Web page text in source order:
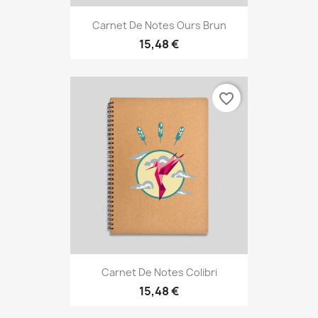
Carnet De Notes Ours Brun
15,48 €
Carnet De Notes Colibri
15,48 €
favorite_border